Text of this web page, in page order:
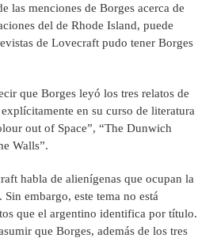
las menciones de Borges acerca de
del de Rhode Island, puede
de Lovecraft pudo tener Borges
que Borges leyó los tres relatos de
en su curso de literatura
out of Space”, “The Dunwich
Walls”.
habla de alienígenas que ocupan la
Sin embargo, este tema no está
que el argentino identifica por título.
que Borges, además de los tres